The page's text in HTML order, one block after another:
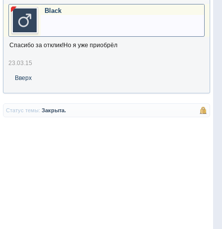
Black
Спасибо за отклик!Но я уже приобрёл
23.03.15
Вверх
Статус темы: Закрыта.